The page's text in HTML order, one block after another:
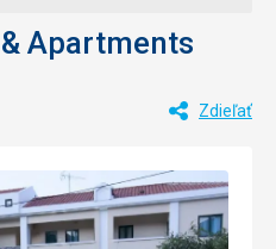
Apartments
Zdieľať